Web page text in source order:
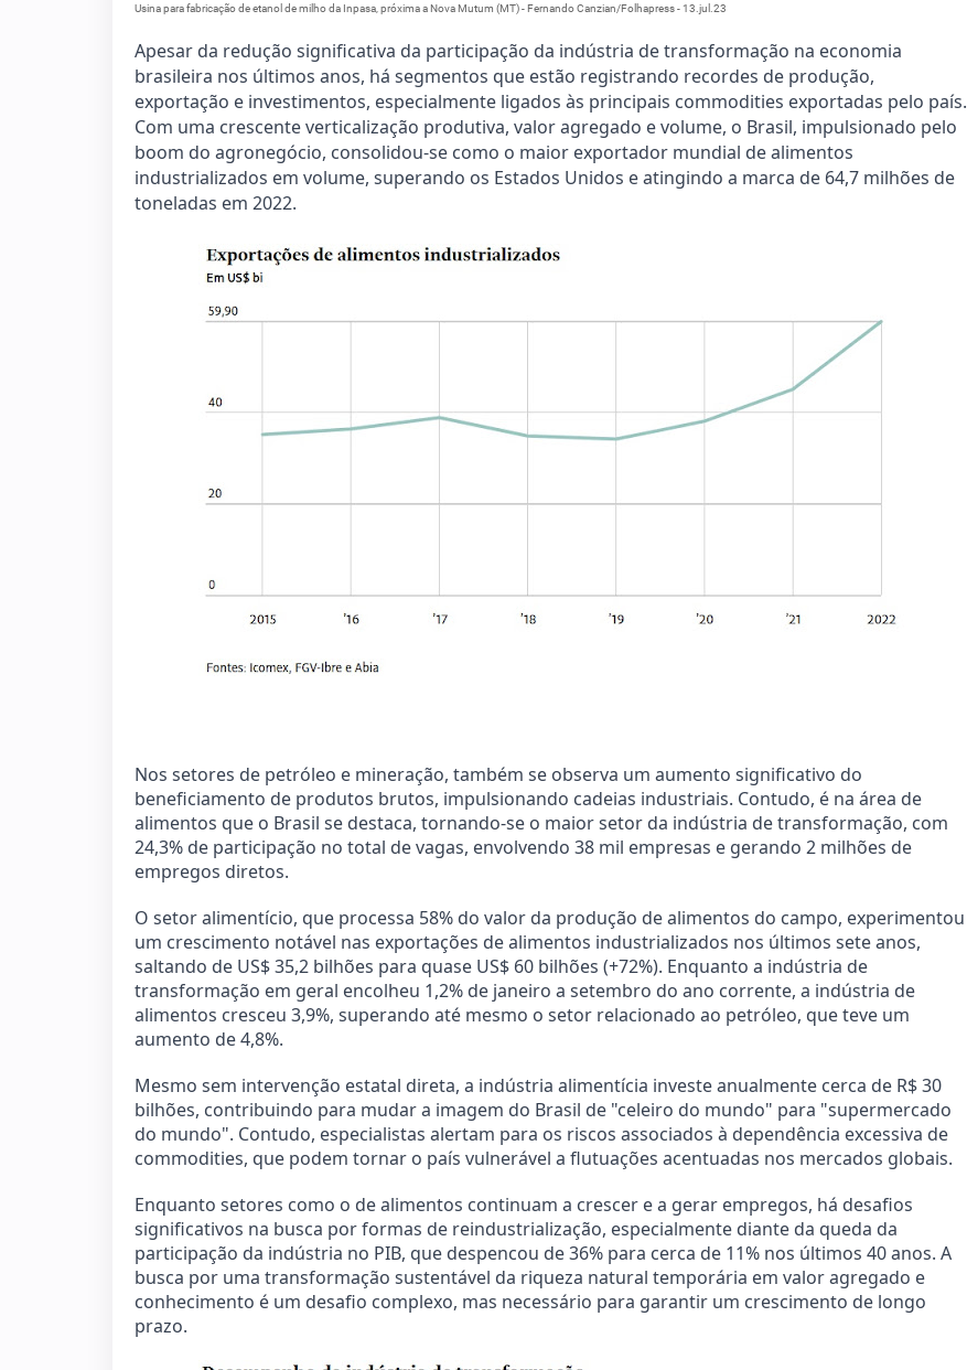
Usina para fabricação de etanol de milho da Inpasa, próxima a Nova Mutum (MT) - Fernando Canzian/Folhapress - 13.jul.23
Apesar da redução significativa da participação da indústria de transformação na economia
brasileira nos últimos anos, há segmentos que estão registrando recordes de produção,
exportação e investimentos, especialmente ligados às principais commodities exportadas pelo país.
Com uma crescente verticalização produtiva, valor agregado e volume, o Brasil, impulsionado pelo
boom do agronegócio, consolidou-se como o maior exportador mundial de alimentos
industrializados em volume, superando os Estados Unidos e atingindo a marca de 64,7 milhões de
toneladas em 2022.
Nos setores de petróleo e mineração, também se observa um aumento significativo do
beneficiamento de produtos brutos, impulsionando cadeias industriais. Contudo, é na área de
alimentos que o Brasil se destaca, tornando-se o maior setor da indústria de transformação, com
24,3% de participação no total de vagas, envolvendo 38 mil empresas e gerando 2 milhões de
empregos diretos.
O setor alimentício, que processa 58% do valor da produção de alimentos do campo, experimentou
um crescimento notável nas exportações de alimentos industrializados nos últimos sete anos,
saltando de US$ 35,2 bilhões para quase US$ 60 bilhões (+72%). Enquanto a indústria de
transformação em geral encolheu 1,2% de janeiro a setembro do ano corrente, a indústria de
alimentos cresceu 3,9%, superando até mesmo o setor relacionado ao petróleo, que teve um
aumento de 4,8%.
Mesmo sem intervenção estatal direta, a indústria alimentícia investe anualmente cerca de R$ 30
bilhões, contribuindo para mudar a imagem do Brasil de "celeiro do mundo" para "supermercado
do mundo". Contudo, especialistas alertam para os riscos associados à dependência excessiva de
commodities, que podem tornar o país vulnerável a flutuações acentuadas nos mercados globais.
Enquanto setores como o de alimentos continuam a crescer e a gerar empregos, há desafios
significativos na busca por formas de reindustrialização, especialmente diante da queda da
participação da indústria no PIB, que despencou de 36% para cerca de 11% nos últimos 40 anos. A
busca por uma transformação sustentável da riqueza natural temporária em valor agregado e
conhecimento é um desafio complexo, mas necessário para garantir um crescimento de longo
prazo.